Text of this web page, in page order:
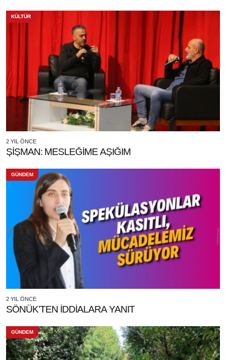
KÜLTÜR
2 YIL ÖNCE
ŞİŞMAN: MESLEĞİME AŞIĞIM
GÜNDEM
2 YIL ÖNCE
SÖNÜK’TEN İDDİALARA YANIT
GÜNDEM